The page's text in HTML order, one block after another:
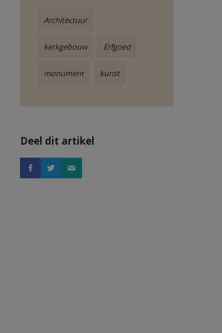
Architectuur
kerkgebouw Erfgoed
monument kunst
Deel dit artikel